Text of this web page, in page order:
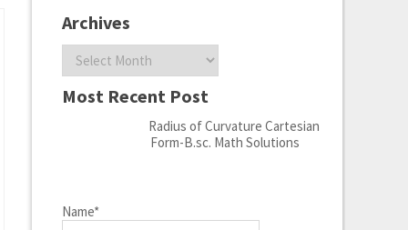
Archives
Archives
Most Recent Post
Radius of Curvature Cartesian
Form-B.sc. Math Solutions
Name*